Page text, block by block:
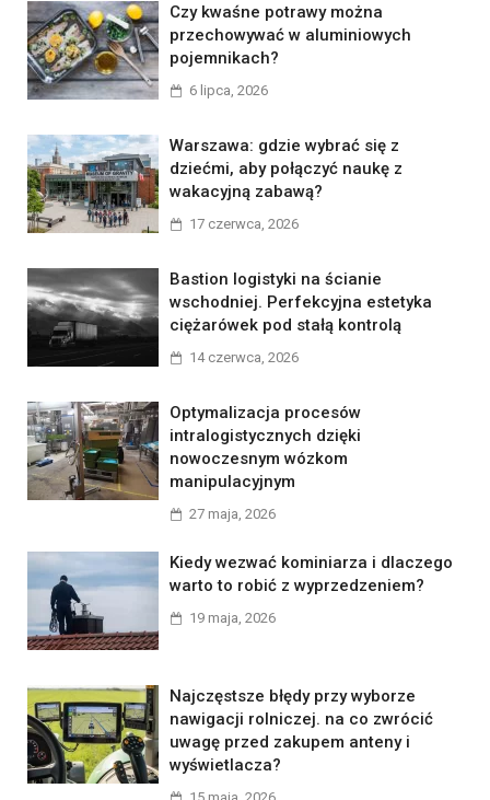
Czy kwaśne potrawy można
przechowywać w aluminiowych
pojemnikach?
6 lipca, 2026
Warszawa: gdzie wybrać się z
dziećmi, aby połączyć naukę z
wakacyjną zabawą?
17 czerwca, 2026
Bastion logistyki na ścianie
wschodniej. Perfekcyjna estetyka
ciężarówek pod stałą kontrolą
14 czerwca, 2026
Optymalizacja procesów
intralogistycznych dzięki
nowoczesnym wózkom
manipulacyjnym
27 maja, 2026
Kiedy wezwać kominiarza i dlaczego
warto to robić z wyprzedzeniem?
19 maja, 2026
Najczęstsze błędy przy wyborze
nawigacji rolniczej. na co zwrócić
uwagę przed zakupem anteny i
wyświetlacza?